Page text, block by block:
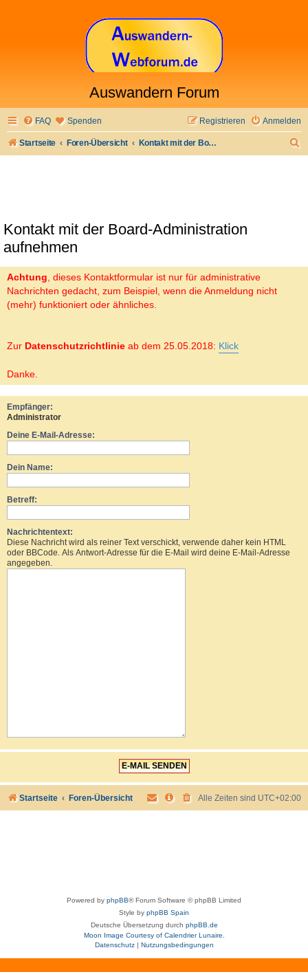
Auswandern Forum
FAQ Spenden Anmelden
Registrieren
Startseite Foren-Übersicht Kontakt mit der Board-Administration aufnehmen
Kontakt mit der Board-Administration
aufnehmen
Achtung , dieses Kontaktformular ist nur für administrative
Nachrichten gedacht, zum Beispiel, wenn die Anmeldung nicht
(mehr) funktioniert oder ähnliches.
Zur Datenschutzrichtlinie ab dem 25.05.2018: Klick
Danke.
Empfänger:
Administrator
Deine E-Mail-Adresse:
Dein Name:
Betreff:
Nachrichtentext:
Diese Nachricht wird als reiner Text verschickt, verwende daher kein HTML
oder BBCode. Als Antwort-Adresse für die E-Mail wird deine E-Mail-Adresse
angegeben.
Startseite Foren-Übersicht Alle Zeiten sind UTC+02:00
Powered by phpBB® Forum Software © phpBB Limited
Style by phpBB Spain
Deutsche Übersetzung durch phpBB.de
Moon Image Courtesy of Calendrier Lunaire.
Datenschutz| Nutzungsbedingungen